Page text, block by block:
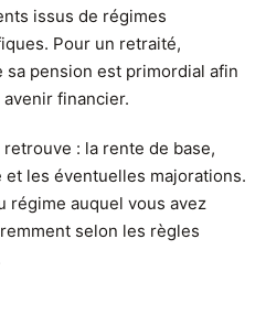
issus de régimes
Pour un retraité,
pension est primordial afin
financier.
: la rente de base,
et les éventuelles majorations.
régime auquel vous avez
selon les règles